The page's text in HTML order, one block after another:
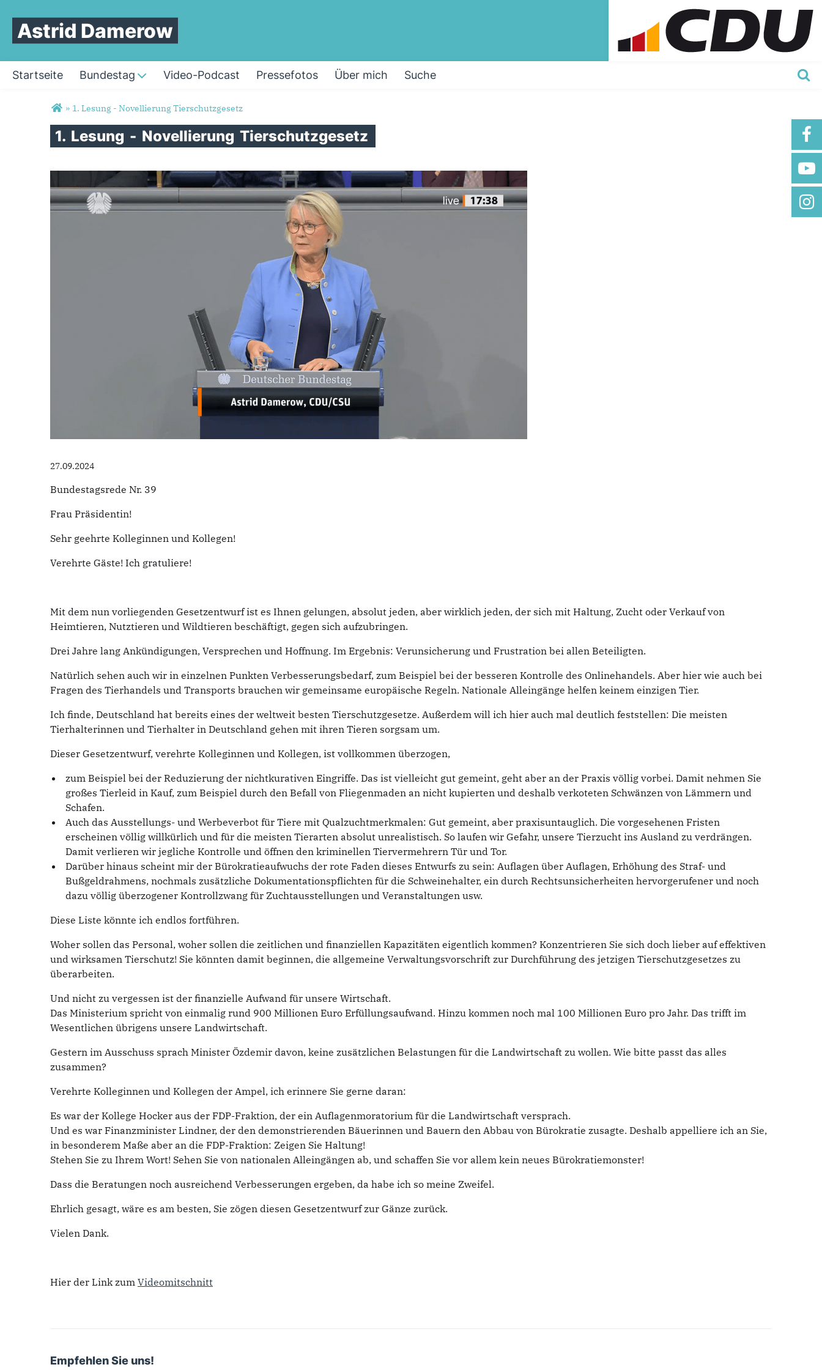
Astrid Damerow
Startseite Bundestag Video-Podcast Pressefotos Über mich Suche
Sie sind hier
» 1. Lesung - Novellierung Tierschutzgesetz
1. Lesung - Novellierung Tierschutzgesetz
27.09.2024
Bundestagsrede Nr. 39
Frau Präsidentin!
Sehr geehrte Kolleginnen und Kollegen!
Verehrte Gäste! Ich gratuliere!
Mit dem nun vorliegenden Gesetzentwurf ist es Ihnen gelungen, absolut jeden, aber wirklich jeden, der sich mit Haltung, Zucht oder Verkauf von
Heimtieren, Nutztieren und Wildtieren beschäftigt, gegen sich aufzubringen.
Drei Jahre lang Ankündigungen, Versprechen und Hoffnung. Im Ergebnis: Verunsicherung und Frustration bei allen Beteiligten.
Natürlich sehen auch wir in einzelnen Punkten Verbesserungsbedarf, zum Beispiel bei der besseren Kontrolle des Onlinehandels. Aber hier wie auch bei
Fragen des Tierhandels und Transports brauchen wir gemeinsame europäische Regeln. Nationale Alleingänge helfen keinem einzigen Tier.
Ich finde, Deutschland hat bereits eines der weltweit besten Tierschutzgesetze. Außerdem will ich hier auch mal deutlich feststellen: Die meisten
Tierhalterinnen und Tierhalter in Deutschland gehen mit ihren Tieren sorgsam um.
Dieser Gesetzentwurf, verehrte Kolleginnen und Kollegen, ist vollkommen überzogen,
zum Beispiel bei der Reduzierung der nichtkurativen Eingriffe. Das ist vielleicht gut gemeint, geht aber an der Praxis völlig vorbei. Damit nehmen Sie
großes Tierleid in Kauf, zum Beispiel durch den Befall von Fliegenmaden an nicht kupierten und deshalb verkoteten Schwänzen von Lämmern und
Schafen.
Auch das Ausstellungs- und Werbeverbot für Tiere mit Qualzuchtmerkmalen: Gut gemeint, aber praxisuntauglich. Die vorgesehenen Fristen
erscheinen völlig willkürlich und für die meisten Tierarten absolut unrealistisch. So laufen wir Gefahr, unsere Tierzucht ins Ausland zu verdrängen.
Damit verlieren wir jegliche Kontrolle und öffnen den kriminellen Tiervermehrern Tür und Tor.
Darüber hinaus scheint mir der Bürokratieaufwuchs der rote Faden dieses Entwurfs zu sein: Auflagen über Auflagen, Erhöhung des Straf- und
Bußgeldrahmens, nochmals zusätzliche Dokumentationspflichten für die Schweinehalter, ein durch Rechtsunsicherheiten hervorgerufener und noch
dazu völlig überzogener Kontrollzwang für Zuchtausstellungen und Veranstaltungen usw.
Diese Liste könnte ich endlos fortführen.
Woher sollen das Personal, woher sollen die zeitlichen und finanziellen Kapazitäten eigentlich kommen? Konzentrieren Sie sich doch lieber auf effektiven
und wirksamen Tierschutz! Sie könnten damit beginnen, die allgemeine Verwaltungsvorschrift zur Durchführung des jetzigen Tierschutzgesetzes zu
überarbeiten.
Und nicht zu vergessen ist der finanzielle Aufwand für unsere Wirtschaft.
Das Ministerium spricht von einmalig rund 900 Millionen Euro Erfüllungsaufwand. Hinzu kommen noch mal 100 Millionen Euro pro Jahr. Das trifft im
Wesentlichen übrigens unsere Landwirtschaft.
Gestern im Ausschuss sprach Minister Özdemir davon, keine zusätzlichen Belastungen für die Landwirtschaft zu wollen. Wie bitte passt das alles
zusammen?
Verehrte Kolleginnen und Kollegen der Ampel, ich erinnere Sie gerne daran:
Es war der Kollege Hocker aus der FDP-Fraktion, der ein Auflagenmoratorium für die Landwirtschaft versprach.
Und es war Finanzminister Lindner, der den demonstrierenden Bäuerinnen und Bauern den Abbau von Bürokratie zusagte. Deshalb appelliere ich an Sie,
in besonderem Maße aber an die FDP-Fraktion: Zeigen Sie Haltung!
Stehen Sie zu Ihrem Wort! Sehen Sie von nationalen Alleingängen ab, und schaffen Sie vor allem kein neues Bürokratiemonster!
Dass die Beratungen noch ausreichend Verbesserungen ergeben, da habe ich so meine Zweifel.
Ehrlich gesagt, wäre es am besten, Sie zögen diesen Gesetzentwurf zur Gänze zurück.
Vielen Dank.
Hier der Link zum Videomitschnitt
Empfehlen Sie uns!